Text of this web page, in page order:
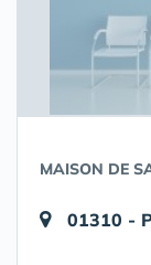
MAISON DE
01310 -